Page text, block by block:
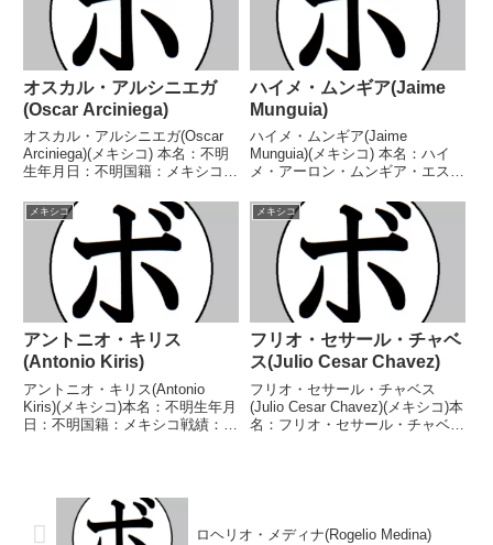
オスカル・アルシニエガ
(Oscar Arciniega)
オスカル・アルシニエガ(Oscar
Arciniega)(メキシコ) 本名：不明
生年月日：不明国籍：メキシコ戦
分 【獲得タイトル】メキシコフ
ライ級王座メキシコフライ級王座
メキシコフライ級王座WBC中央
アメ...
ハイメ・ムンギア(Jaime
Munguia)
ハイメ・ムンギア(Jaime
Munguia)(メキシコ) 本名：ハイ
メ・アーロン・ムンギア・エスコ
籍：メキシコ戦績：48戦46勝
(35KO)2敗 【獲得タイトル】
WBCスーパーミドル級シルバー
王座WBO...
メキシコ
アントニオ・キリス
(Antonio Kiris)
アントニオ・キリス(Antonio
Kiris)(メキシコ)本名：不明生年月
日：不明国籍：メキシコ戦績：
(メキシコ)1971/12...
メキシコ
フリオ・セサール・チャベ
ス(Julio Cesar Chavez)
フリオ・セサール・チャベス
(Julio Cesar Chavez)(メキシコ)本
名：フリオ・セサール・チャベ
ロヘリオ・メディナ(Rogelio Medina)